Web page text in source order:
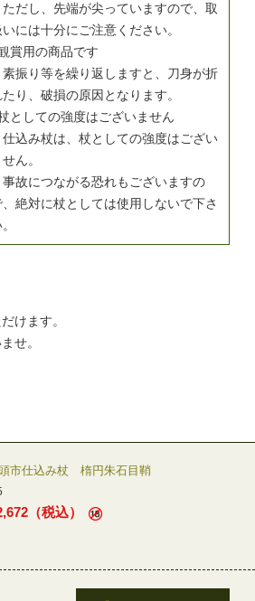
だし、先端が尖っていますので、取
には十分にご注意ください。
賞用の商品です
振り等を繰り返しますと、刀身が折
り、破損の原因となります。
としての強度はございません
込み杖は、杖としての強度はござい
せん。
故につながる恐れもございますの
、絶対に杖としては使用しないで下さ
けます。
せ。
市仕込み杖 楕円朱石目鞘
（税込）